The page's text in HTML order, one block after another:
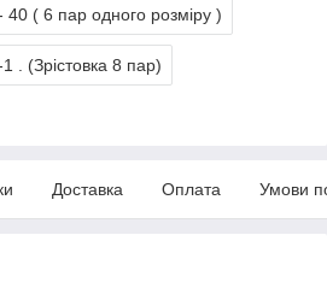
40 ( 6 пар одного розміру )
. (Зрістовка 8 пар)
Доставка Оплата Умови